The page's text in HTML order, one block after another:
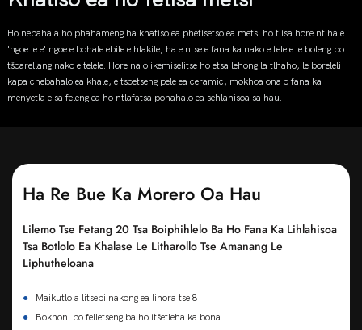
Ho nepahala ho phahameng ha khatiso ea phetisetso ea metsi ho tiisa hore ntlha e
'ngoe le e' ngoe e bohale ebile e hlakile, ha e ntse e fana ka nako e telele le boleng bo
tšoarellang nako e telele. Hore na o ikemiselitse ho etsa lehong la tlhaho, le boreleli
kapa chebahalo ea khale, e tsoetseng pele ea ceramic, mokhoa ona o fana ka
menyetla e sa feleng ea ho ntlafatsa ponahalo ea sehlahisoa sa hau.
Ha Re Bue Ka Morero Oa Hau
Lilemo Tse Fetang 20 Tsa Boiphihlelo Ba Ho Fana Ka Lihlahisoa
Tsa Botlolo Ea Khalase Le Litharollo Tse Amanang Le
Liphutheloana
●
Maikutlo a litsebi nakong ea lihora tse 8
●
Bokhoni bo felletseng ba ho itšetleha ka bona